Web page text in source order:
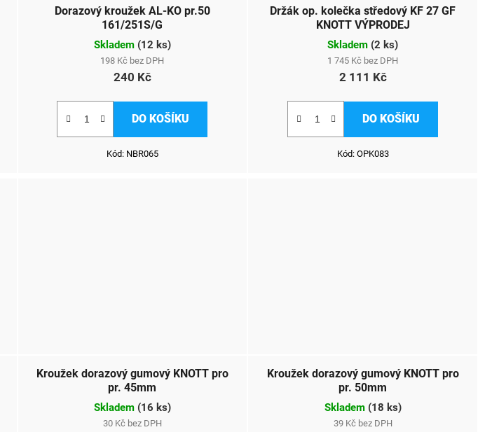
Dorazový kroužek AL-KO pr.50
161/251S/G
Skladem (12 ks)
198 Kč bez DPH
240 Kč
DO KOŠÍKU
Kód: NBR065
Držák op. kolečka středový KF 27 GF
KNOTT VÝPRODEJ
Skladem (2 ks)
1 745 Kč bez DPH
2 111 Kč
DO KOŠÍKU
Kód: OPK083
Kroužek dorazový gumový KNOTT pro
pr. 45mm
Skladem (16 ks)
30 Kč bez DPH
Kroužek dorazový gumový KNOTT pro
pr. 50mm
Skladem (18 ks)
39 Kč bez DPH